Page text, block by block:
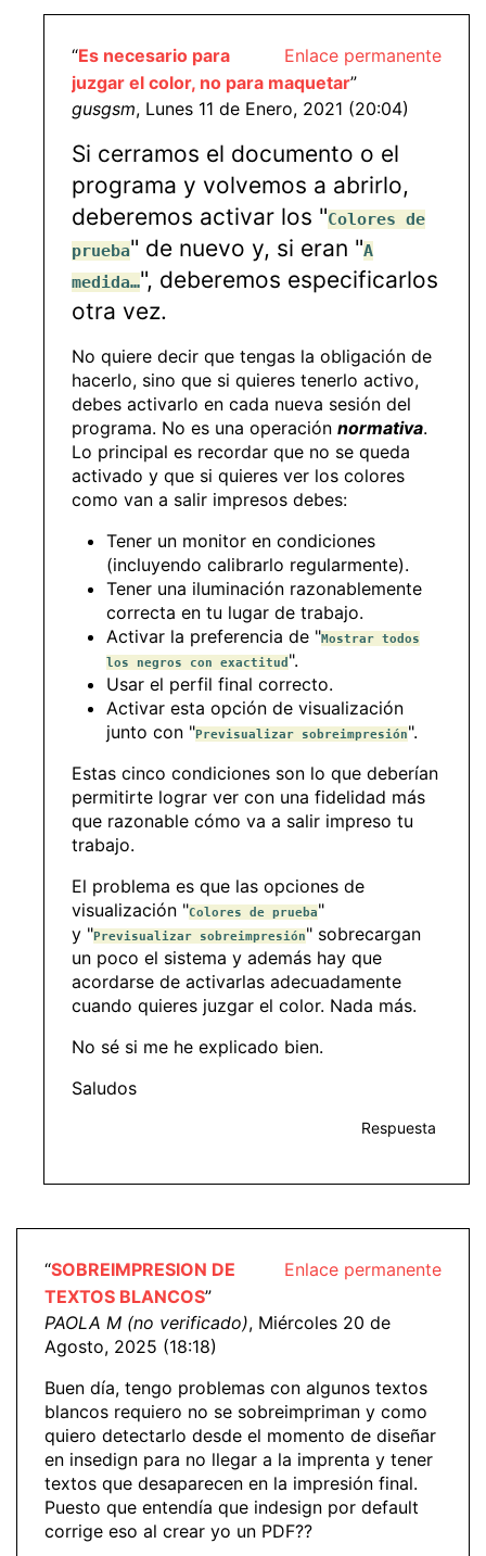
Enlace permanente
“Es necesario para
juzgar el color, no para maquetar”
gusgsm, Lunes 11 de Enero, 2021 (20:04)
Si cerramos el documento o el
programa y volvemos a abrirlo,
deberemos activar los "Colores de
prueba" de nuevo y, si eran "A
medida…", deberemos especificarlos
otra vez.
No quiere decir que tengas la obligación de
hacerlo, sino que si quieres tenerlo activo,
debes activarlo en cada nueva sesión del
programa. No es una operación normativa.
Lo principal es recordar que no se queda
activado y que si quieres ver los colores
como van a salir impresos debes:
Tener un monitor en condiciones
(incluyendo calibrarlo regularmente).
Tener una iluminación razonablemente
correcta en tu lugar de trabajo.
Activar la preferencia de "Mostrar todos
los negros con exactitud".
Usar el perfil final correcto.
Activar esta opción de visualización
junto con "Previsualizar sobreimpresión".
Estas cinco condiciones son lo que deberían
permitirte lograr ver con una fidelidad más
que razonable cómo va a salir impreso tu
trabajo.
El problema es que las opciones de
visualización "Colores de prueba"
y "Previsualizar sobreimpresión" sobrecargan
un poco el sistema y además hay que
acordarse de activarlas adecuadamente
cuando quieres juzgar el color. Nada más.
No sé si me he explicado bien.
Saludos
Respuesta
Enlace permanente
“SOBREIMPRESION DE
TEXTOS BLANCOS”
PAOLA M (no verificado), Miércoles 20 de
Agosto, 2025 (18:18)
Buen día, tengo problemas con algunos textos
blancos requiero no se sobreimpriman y como
quiero detectarlo desde el momento de diseñar
en insedign para no llegar a la imprenta y tener
textos que desaparecen en la impresión final.
Puesto que entendía que indesign por default
corrige eso al crear yo un PDF??